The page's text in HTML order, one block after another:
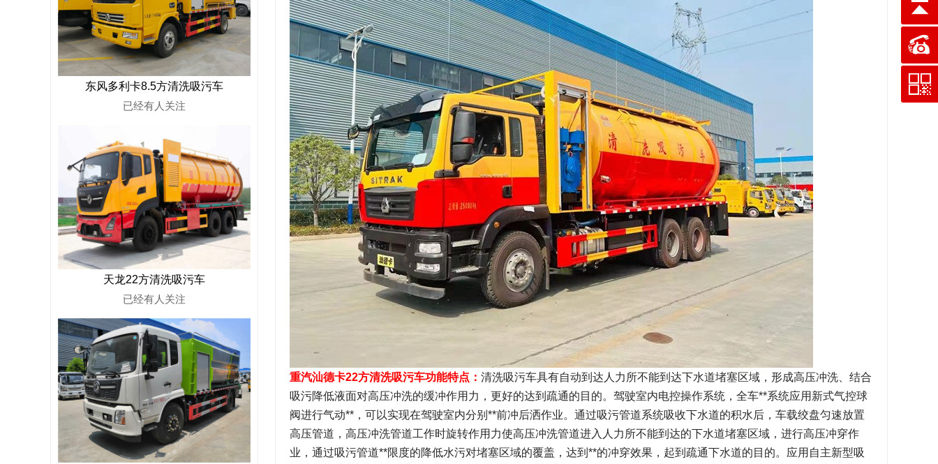
重汽汕德卡22方清洗吸污车功能特点： 清洗吸污车具有自动到达人力所不能到达下水道堵塞区域，形成高压冲洗、结合
吸污降低液面对高压冲洗的缓冲作用力，更好的达到疏通的目的。驾驶室内电控操作系统，全车**系统应用新式气控球
阀进行气动**，可以实现在驾驶室内分别**前冲后洒作业。通过吸污管道系统吸收下水道的积水后，车载绞盘匀速放置
高压管道，高压冲洗管道工作时旋转作用力使高压冲洗管道进入人力所不能到达的下水道堵塞区域，进行高压冲穿作
业，通过吸污管道**限度的降低水污对堵塞区域的覆盖，达到**的冲穿效果，起到疏通下水道的目的。应用自主新型吸
东风多利卡8.5方清洗吸污车
已经有人关注
天龙22方清洗吸污车
已经有人关注